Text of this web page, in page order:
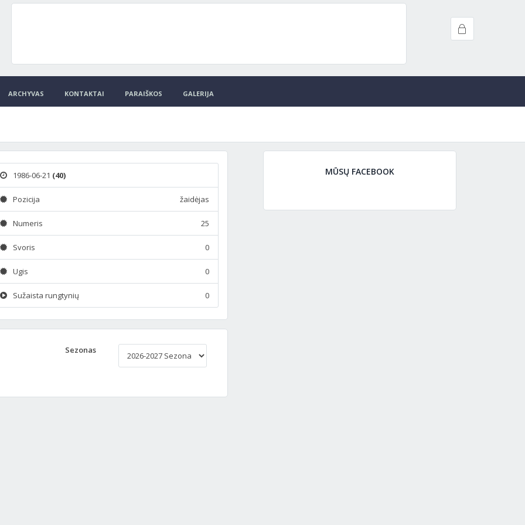
ARCHYVAS KONTAKTAI PARAIŠKOS GALERIJA
1986-06-21 (40)
Pozicija žaidėjas
Numeris 25
Svoris 0
Ugis 0
Sužaista rungtynių 0
Sezonas
MŪSŲ FACEBOOK